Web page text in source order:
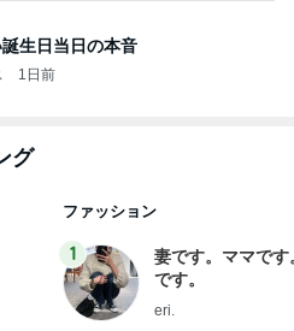
生日当日の本音
1日前
グ
ファッション
1
妻です。ママです
です。
eri.